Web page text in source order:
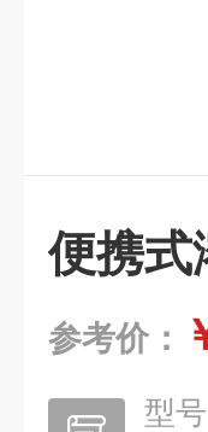
便携式
参考价：
型号